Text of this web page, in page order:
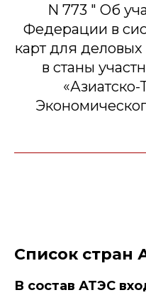
N 773 " Об
Федерации в
карт для
в станы
«Азиатско-
Список стран
В состав АТЭС